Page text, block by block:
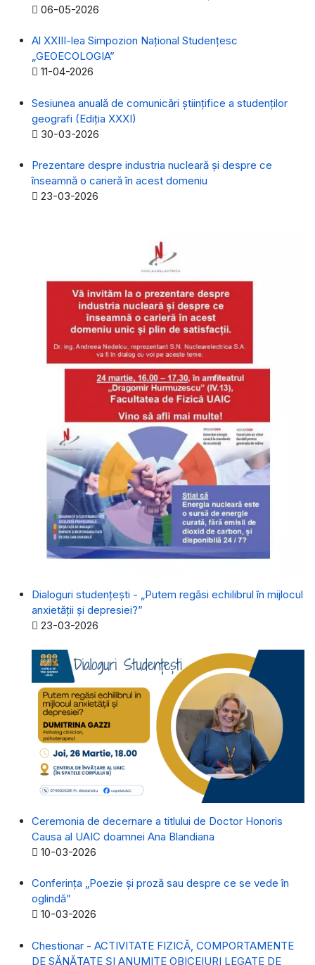
Detalii
06-05-2026
Al XXIII-lea Simpozion Naţional Studenţesc
„GEOECOLOGIA”
Detalii
11-04-2026
Sesiunea anuală de comunicări științifice a studenților
geografi (Ediția XXXI)
Detalii
30-03-2026
Prezentare despre industria nucleară și despre ce
înseamnă o carieră în acest domeniu
Detalii
23-03-2026
Dialoguri studențești - „Putem regăsi echilibrul în mijlocul
anxietății și depresiei?”
Detalii
23-03-2026
Ceremonia de decernare a titlului de Doctor Honoris
Causa al UAIC doamnei Ana Blandiana
Detalii
10-03-2026
Conferința „Poezie și proză sau despre ce se vede în
oglindă”
Detalii
10-03-2026
Chestionar - ACTIVITATE FIZICĂ, COMPORTAMENTE
DE SĂNĂTATE ȘI ANUMITE OBICEIURI LEGATE DE